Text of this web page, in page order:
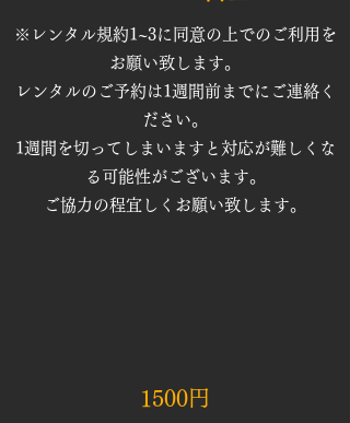
※レンタル規約1~3に同意の上でのご利用を
お願い致します。​​
レンタルのご予約は1週間前までにご連絡く
ださい。
1週間を切ってしまいますと対応が難しくな
る可能性がございます。
​ご協力の程宜しくお願い致します。
​1500円